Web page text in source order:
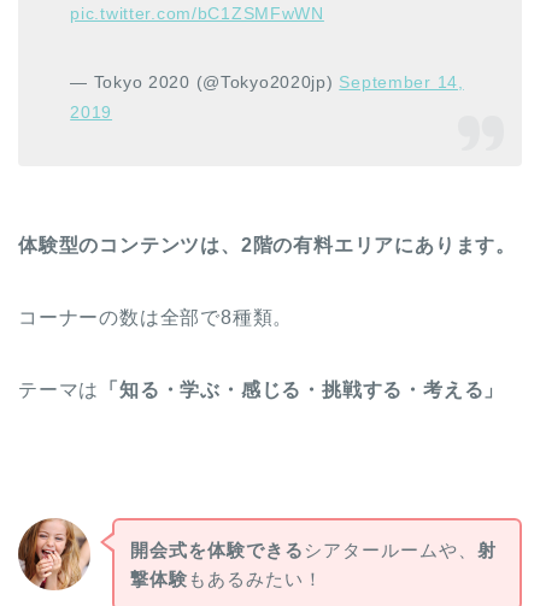
pic.twitter.com/bC1ZSMFwWN
— Tokyo 2020 (@Tokyo2020jp) September 14,
2019
体験型のコンテンツは、2階の有料エリアにあります。
コーナーの数は全部で8種類。
テーマは 「知る・学ぶ・感じる・挑戦する・考える」
開会式を体験できるシアタールームや、 射
撃体験 もあるみたい！